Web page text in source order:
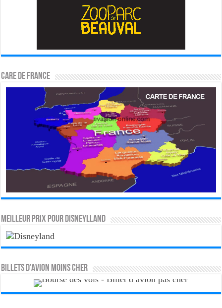
CARE DE FRANCE
MEILLEUR PRIX POUR DISNEYLLAND
Billets d’avion moins cher